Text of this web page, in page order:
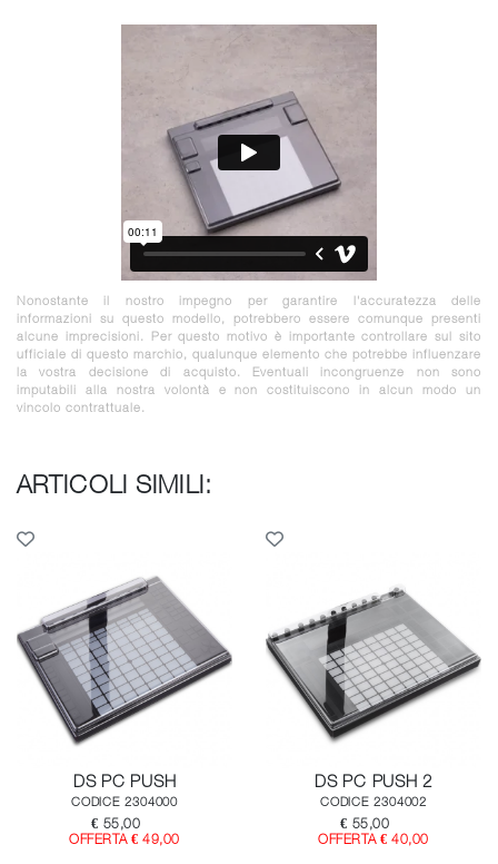
Nonostante il nostro impegno per garantire l'accuratezza delle
informazioni su questo modello, potrebbero essere comunque presenti
alcune imprecisioni. Per questo motivo è importante controllare sul sito
ufficiale di questo marchio, qualunque elemento che potrebbe influenzare
la vostra decisione di acquisto. Eventuali incongruenze non sono
imputabili alla nostra volontà e non costituiscono in alcun modo un
vincolo contrattuale.
ARTICOLI SIMILI:
DS PC PUSH
CODICE 2304000
€ 55,00
OFFERTA € 49,00
DS PC PUSH 2
CODICE 2304002
€ 55,00
OFFERTA € 40,00